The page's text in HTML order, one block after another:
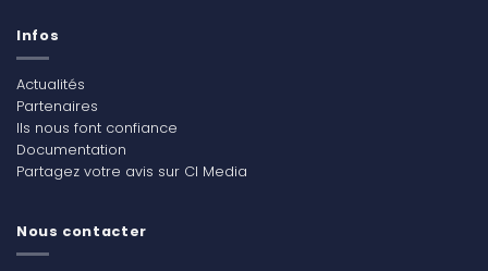
Infos
Actualités
Partenaires
Ils nous font confiance
Documentation
Partagez votre avis sur CI Media
Nous contacter